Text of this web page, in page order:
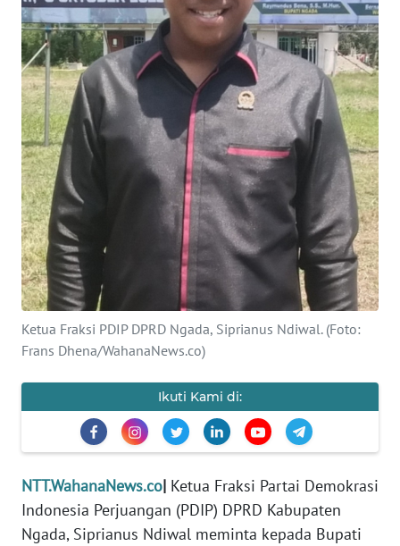
Ketua Fraksi PDIP DPRD Ngada, Siprianus Ndiwal. (Foto:
Frans Dhena/WahanaNews.co)
Ikuti Kami di:
NTT.WahanaNews.co| Ketua Fraksi Partai Demokrasi
Indonesia Perjuangan (PDIP) DPRD Kabupaten
Ngada, Siprianus Ndiwal meminta kepada Bupati
INDEKS
BERITA
KONTAK
KAMI
INFO
IKLAN
TENTANG
KAMI
PEDOMAN
MEDIA
SIBER
REDAKSI
DISCLAIMER
Wahana
News
Regional